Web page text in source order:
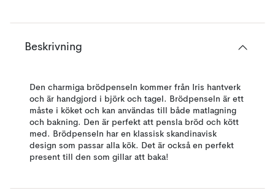
Beskrivning
Den charmiga brödpenseln kommer från Iris hantverk
och är handgjord i björk och tagel. Brödpenseln är ett
måste i köket och kan användas till både matlagning
och bakning. Den är perfekt att pensla bröd och kött
med. Brödpenseln har en klassisk skandinavisk
design som passar alla kök. Det är också en perfekt
present till den som gillar att baka!